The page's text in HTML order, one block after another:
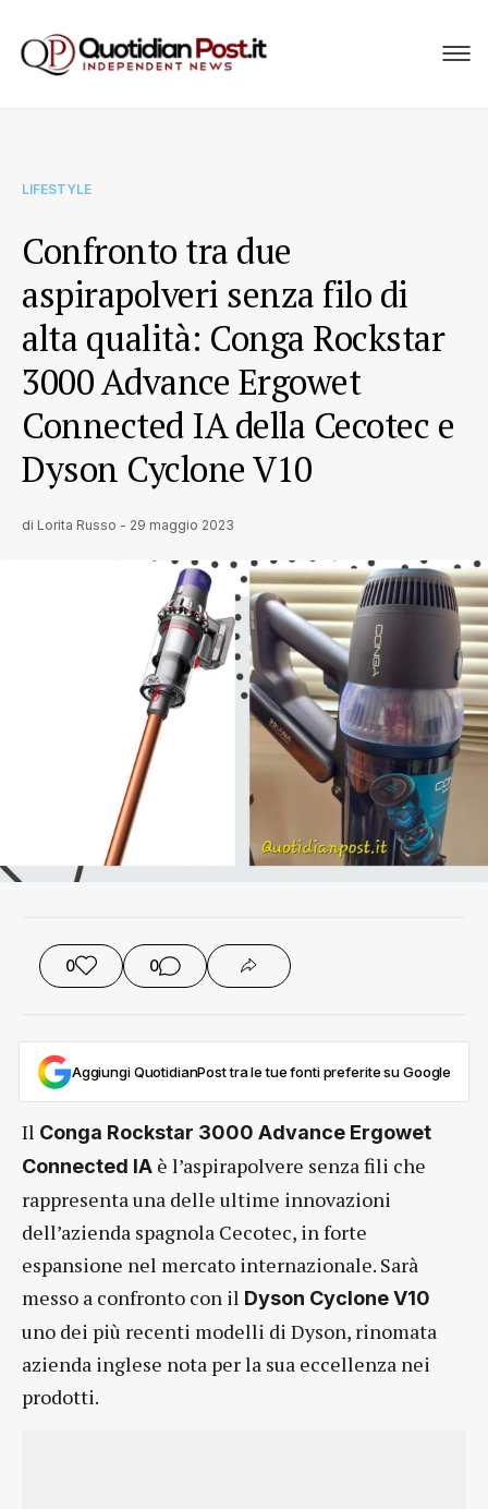
LIFESTYLE
Confronto tra due
aspirapolveri senza filo di
alta qualità: Conga Rockstar
3000 Advance Ergowet
Connected IA della Cecotec e
Dyson Cyclone V10
di Lorita Russo - 29 maggio 2023
0 0
Aggiungi QuotidianPost tra le tue fonti preferite su Google
Il Conga Rockstar 3000 Advance Ergowet
Connected IA è l’aspirapolvere senza fili che
rappresenta una delle ultime innovazioni
dell’azienda spagnola Cecotec, in forte
espansione nel mercato internazionale. Sarà
messo a confronto con il Dyson Cyclone V10
uno dei più recenti modelli di Dyson, rinomata
azienda inglese nota per la sua eccellenza nei
prodotti.